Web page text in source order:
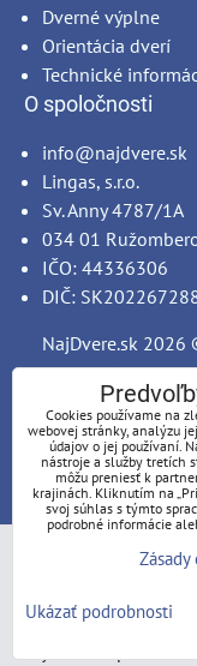
Dverné výplne
Orientácia dverí
Technické
O spoločnosti
info@najdvere.sk
Lingas, s.r.o.
Sv. Anny 4787/1A
034 01
IČO: 44336306
DIČ:
NajDvere.sk 2026
Predvoľby súkromia
Vytvorené
Cookies používame na
webovej stránky, analýzu
údajov o jej používaní.
nástroje a služby tretích
môžu preniesť k
krajinách. Kliknutím na
svoj súhlas s týmto
podrobné informácie
Ukázať podrobnosti